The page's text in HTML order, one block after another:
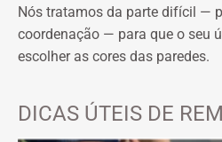
Nós tratamos da parte difícil —
coordenação — para que o seu
escolher as cores das paredes.
DICAS ÚTEIS DE